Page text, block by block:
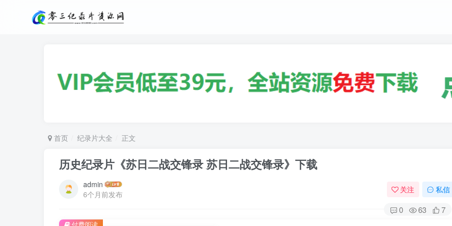
首页 纪录片大全 正文
历史纪录片《苏日二战交锋录 苏日二战交锋录》下载
admin
6个月前发布
关注 私信
0 63 7